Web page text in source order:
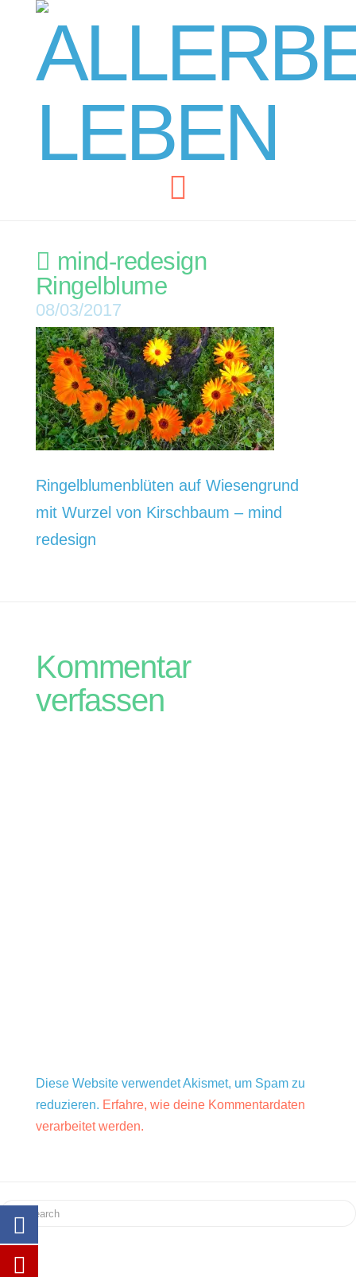
mind-redesign
Ringelblume
08/03/2017
Ringelblumenblüten auf Wiesengrund
mit Wurzel von Kirschbaum – mind
redesign
Kommentar
verfassen
Diese Website verwendet Akismet, um Spam zu
reduzieren. Erfahre, wie deine Kommentardaten
verarbeitet werden.
Search